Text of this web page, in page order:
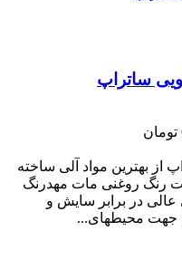
ساتراپ
بهترین مواد آلی ساخته
رنگ روغنی مات مهدرنگ
در ﺑﺮاﺑﺮ ﺳﺎﯾﺶ و
ﺟﻬﺖ ﻣﺤﯿﻄ‌‌ﻬﺎی...